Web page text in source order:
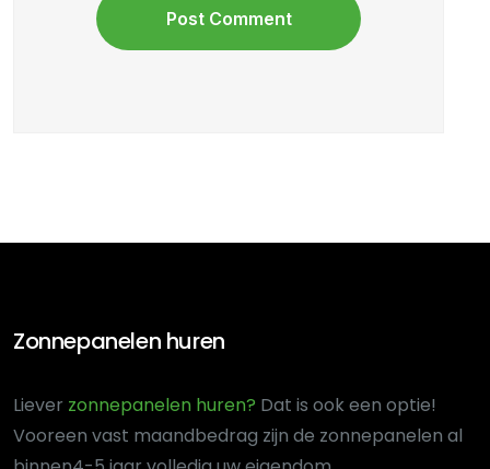
Zonnepanelen huren
Liever zonnepanelen huren? Dat is ook een optie!
Vooreen vast maandbedrag zijn de zonnepanelen al